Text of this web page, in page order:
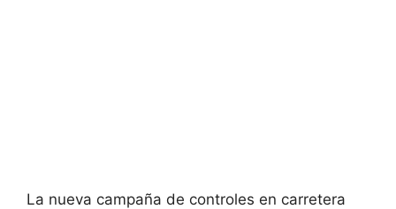
La nueva campaña de controles en carretera